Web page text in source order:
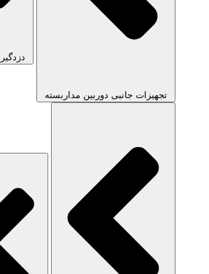
تجهیزات جانبی دوربین مداربسته